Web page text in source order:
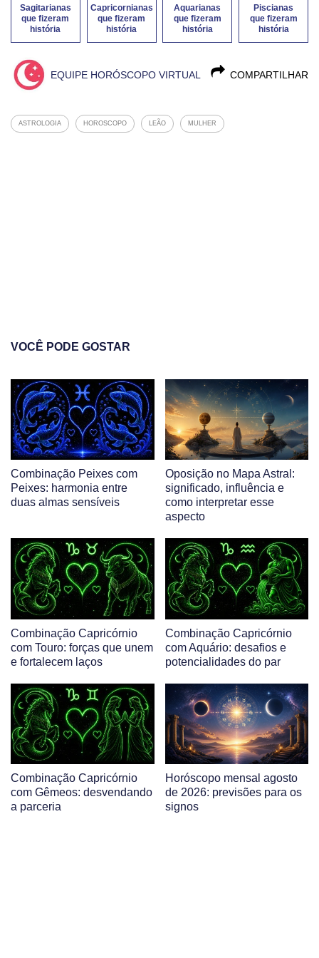
Sagitarianas
que fizeram
história
Capricornianas
que fizeram
história
Aquarianas
que fizeram
história
Piscianas
que fizeram
história
COMPARTILHAR
EQUIPE HORÓSCOPO VIRTUAL
ASTROLOGIA HOROSCOPO LEÃO MULHER
VOCÊ PODE GOSTAR
Combinação Peixes com
Peixes: harmonia entre
duas almas sensíveis
Oposição no Mapa Astral:
significado, influência e
como interpretar esse
aspecto
Combinação Capricórnio
com Touro: forças que unem
e fortalecem laços
Combinação Capricórnio
com Aquário: desafios e
potencialidades do par
Combinação Capricórnio
com Gêmeos: desvendando
a parceria
Horóscopo mensal agosto
de 2026: previsões para os
signos